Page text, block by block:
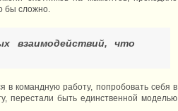
бы сложно.
взаимодействий, что
в командную работу, попробовать себя в
перестали быть единственной моделью